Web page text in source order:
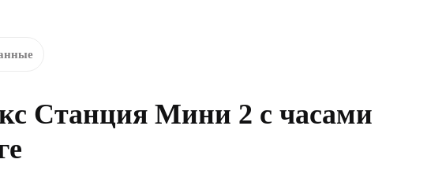
Станция Мини 2 с часами